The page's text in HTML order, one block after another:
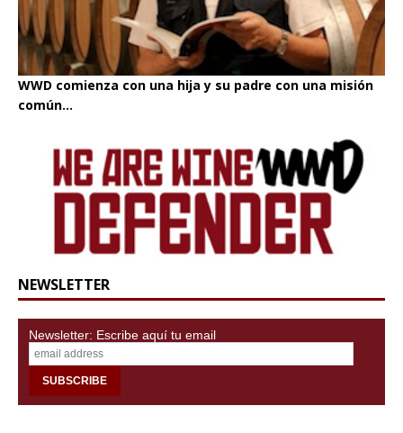
WWD comienza con una hija y su padre con una misión
común...
NEWSLETTER
Newsletter: Escribe aquí tu email